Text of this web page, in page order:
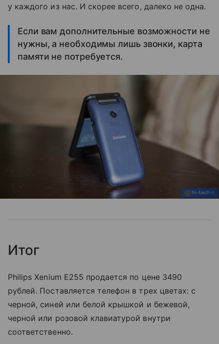
у каждого из нас. И скорее всего, далеко не одна.
Если вам дополнительные возможности не
нужны, а необходимы лишь звонки, карта
памяти не потребуется.
Итог
Philips Xenium E255 продается по цене 3490
рублей. Поставляется телефон в трех цветах: с
черной, синей или белой крышкой и бежевой,
черной или розовой клавиатурой внутри
соответственно.